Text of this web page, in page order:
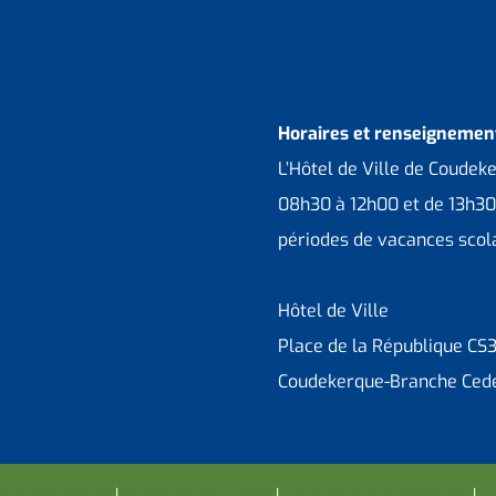
Horaires et
L’Hôtel de Ville de
08h30 à 12h00 et de
périodes de vacances
Hôtel de Ville
Place de la République
Coudekerque-Branche